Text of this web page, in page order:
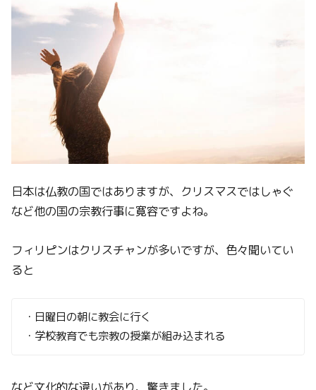
日本は仏教の国ではありますが、クリスマスではしゃぐ
など他の国の宗教行事に寛容ですよね。
フィリピンはクリスチャンが多いですが、色々聞いてい
ると
・日曜日の朝に教会に行く
・学校教育でも宗教の授業が組み込まれる
など文化的な違いがあり、驚きました。